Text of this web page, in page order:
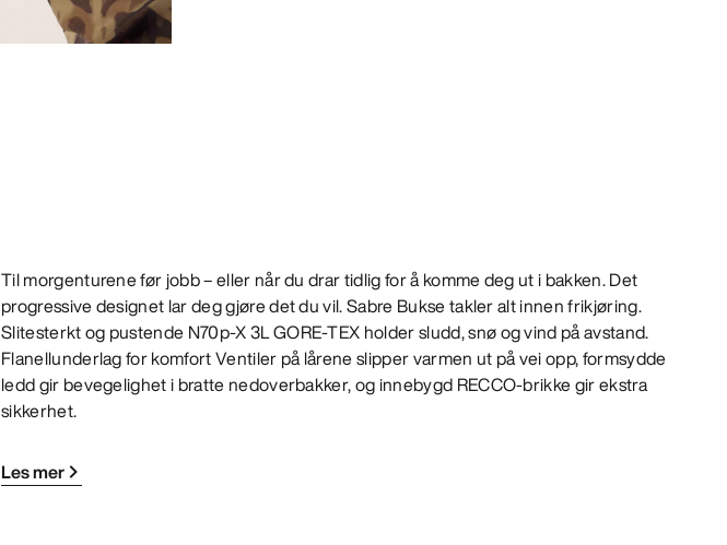
Til morgenturene før jobb – eller når du drar tidlig for å komme deg ut i bakken. Det
progressive designet lar deg gjøre det du vil. Sabre Bukse takler alt innen frikjøring.
Slitesterkt og pustende N70p-X 3L GORE-TEX holder sludd, snø og vind på avstand.
Flanellunderlag for komfort Ventiler på lårene slipper varmen ut på vei opp, formsydde
ledd gir bevegelighet i bratte nedoverbakker, og innebygd RECCO-brikke gir ekstra
sikkerhet.
Les mer